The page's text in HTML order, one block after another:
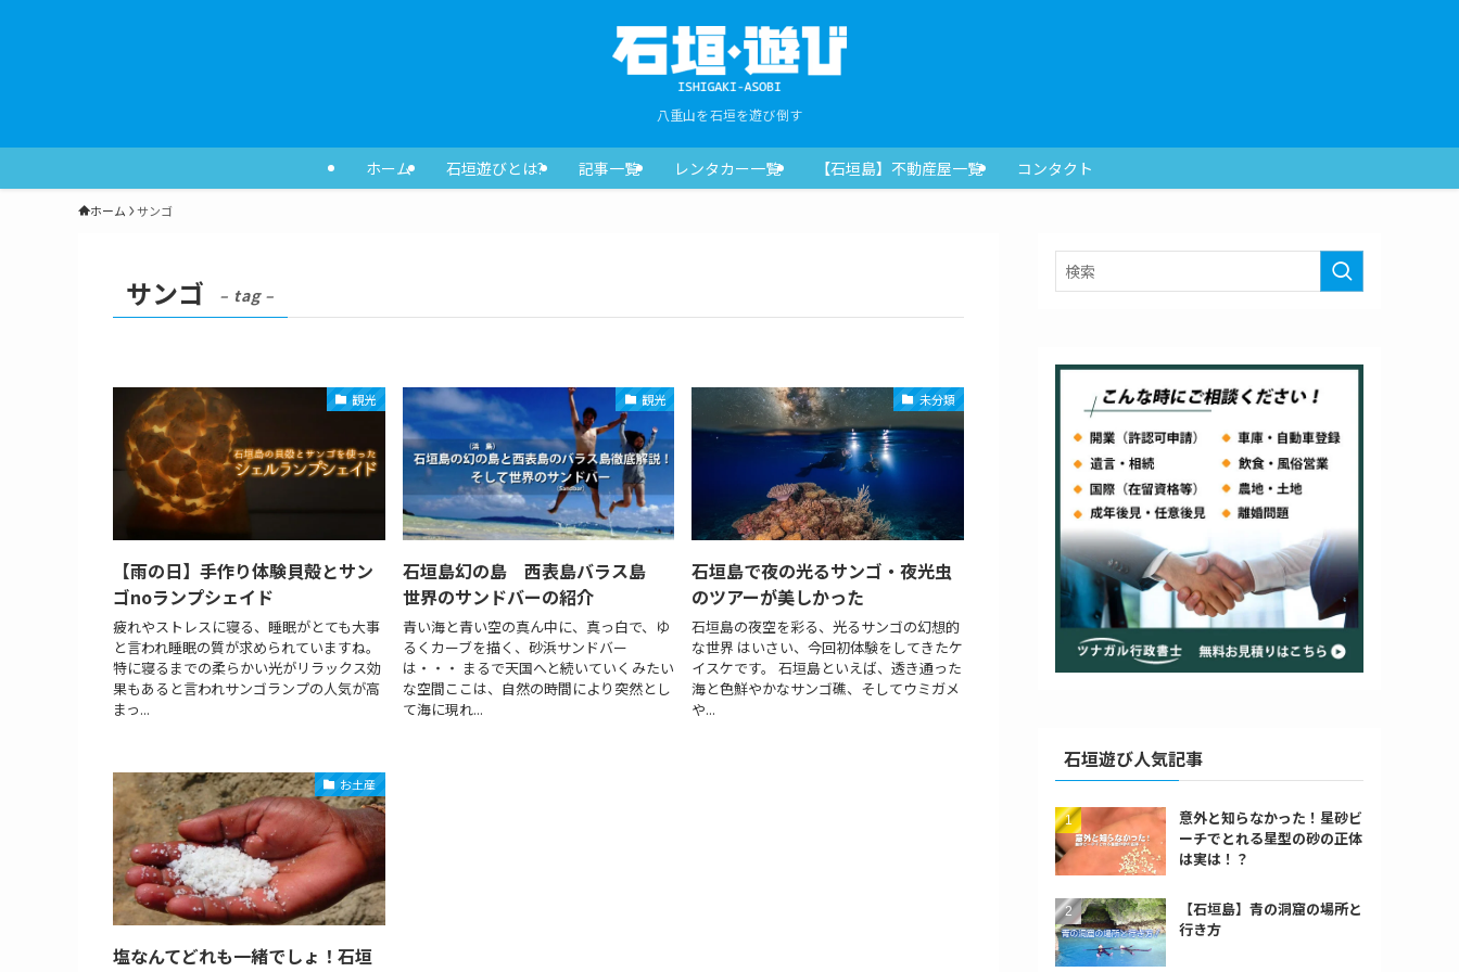
八重山を石垣を遊び倒す
ホーム 石垣遊びとは? 記事一覧 レンタカー一覧 【石垣島】不動産屋一覧 コンタクト
ホーム サンゴ
サンゴ – tag –
観光
【雨の日】手作り体験貝殻とサン
ゴnoランプシェイド
疲れやストレスに寝る、睡眠がとても大事
と言われ睡眠の質が求められていますね。
特に寝るまでの柔らかい光がリラックス効
果もあると言われサンゴランプの人気が高
まっ...
観光
石垣島幻の島 西表島バラス島
世界のサンドバーの紹介
青い海と青い空の真ん中に、真っ白で、ゆ
るくカーブを描く、砂浜サンドバー
は・・・ まるで天国へと続いていくみたい
な空間ここは、自然の時間により突然とし
て海に現れ...
未分類
石垣島で夜の光るサンゴ・夜光虫
のツアーが美しかった
石垣島の夜空を彩る、光るサンゴの幻想的
な世界 はいさい、今回初体験をしてきたケ
イスケです。 石垣島といえば、透き通った
海と色鮮やかなサンゴ礁、そしてウミガメ
や...
お土産
塩なんてどれも一緒でしょ！石垣
石垣遊び人気記事
意外と知らなかった！星砂ビ
ーチでとれる星型の砂の正体
は実は！？
【石垣島】青の洞窟の場所と
行き方